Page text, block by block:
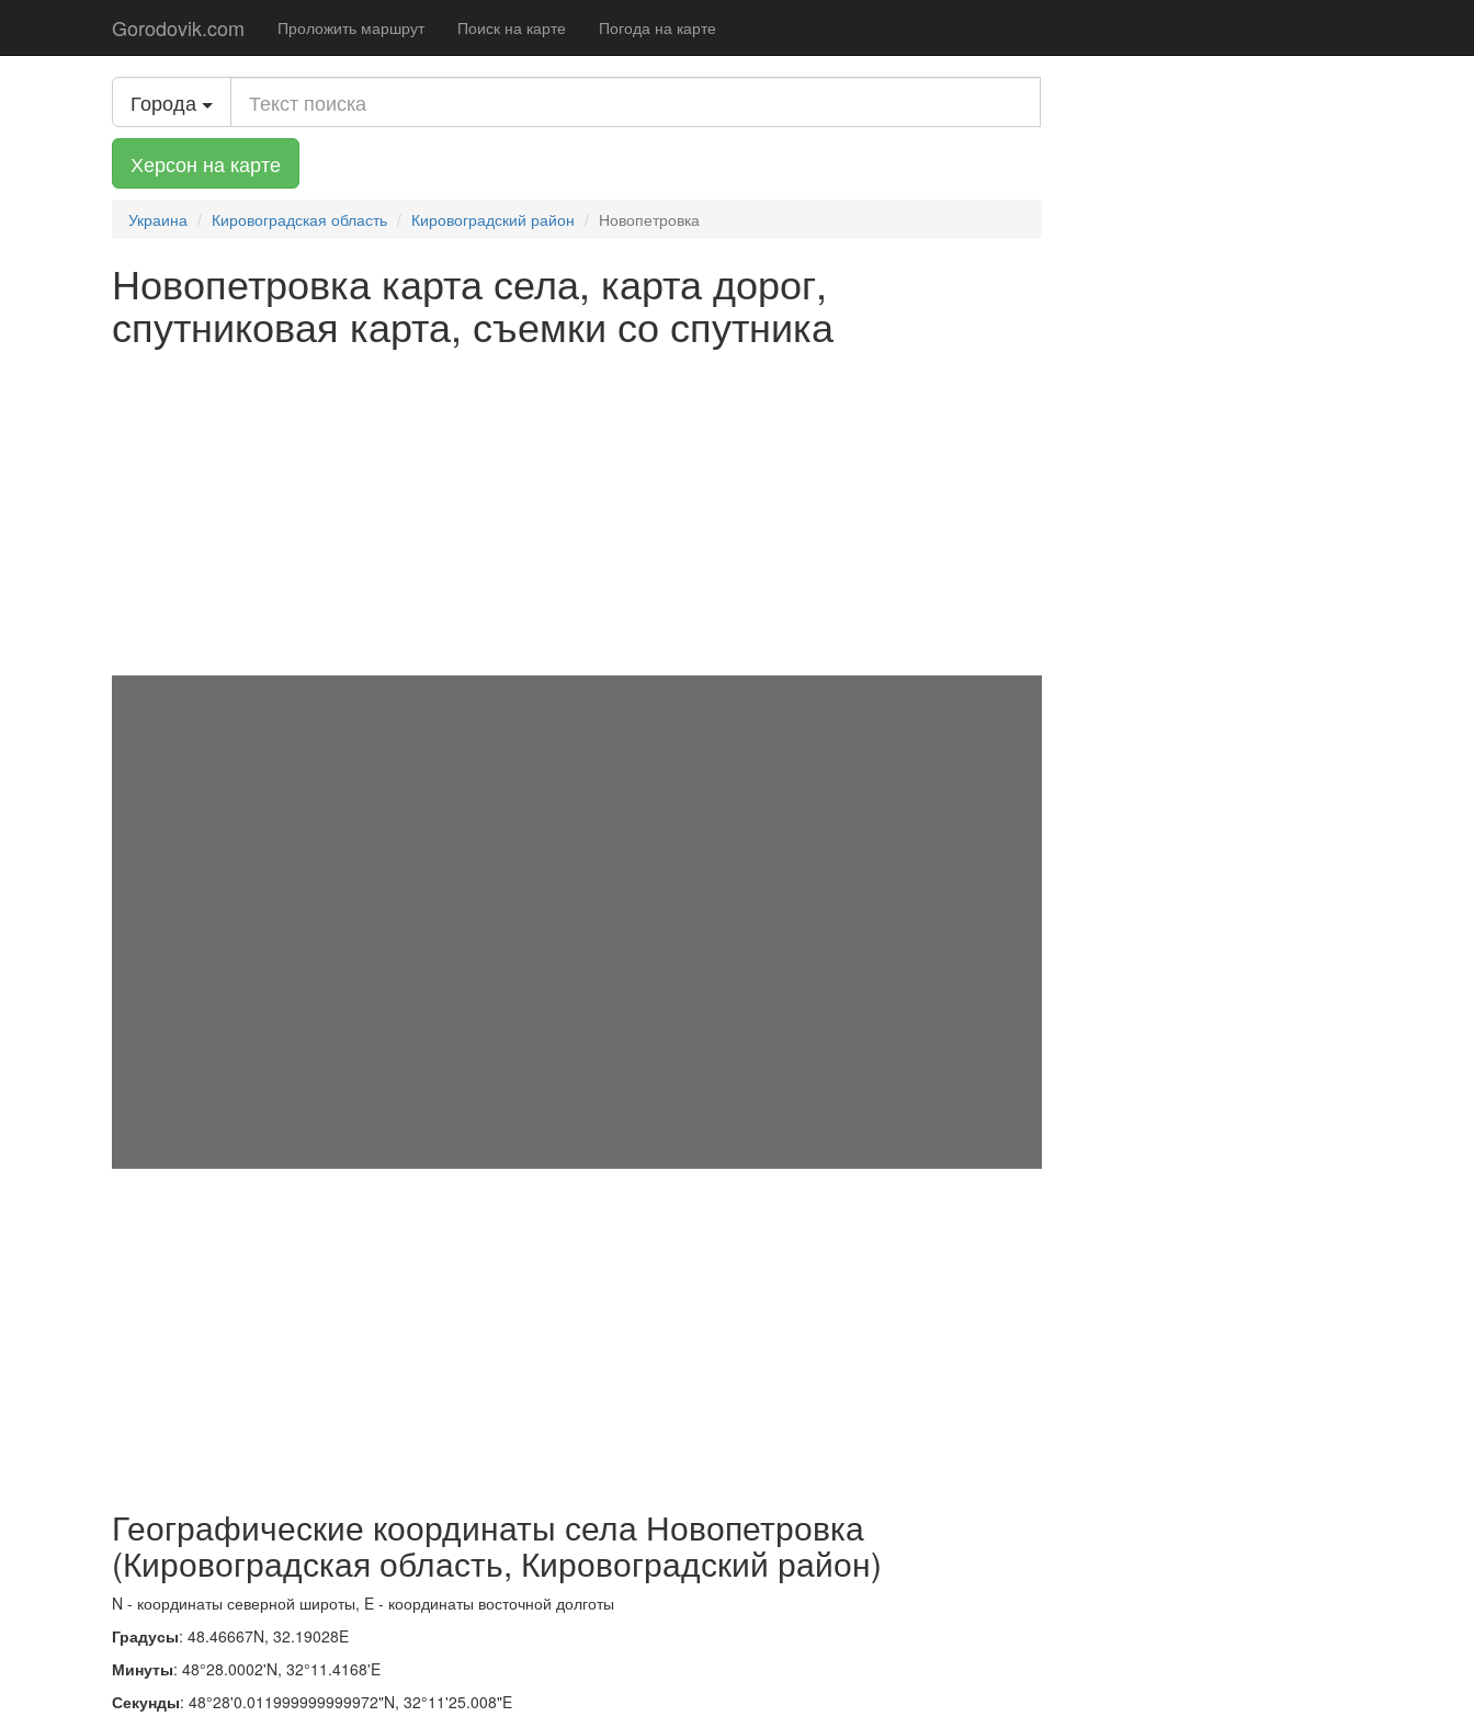
Gorodovik.com Проложить маршрут Поиск на карте Погода на карте
Города
Херсон на карте
Украина Кировоградская область Кировоградский район Новопетровка
Новопетровка карта села, карта дорог,
спутниковая карта, съемки со спутника
Географические координаты села Новопетровка
(Кировоградская область, Кировоградский район)
N - координаты северной широты, E - координаты восточной долготы
Градусы: 48.46667N, 32.19028E
Минуты: 48°28.0002'N, 32°11.4168'E
Секунды: 48°28'0.011999999999972"N, 32°11'25.008"E